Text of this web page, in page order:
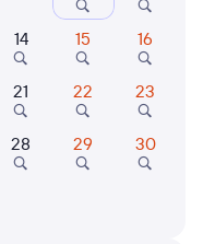
14 15 16
21 22 23
28 29 30